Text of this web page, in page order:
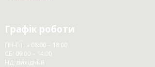
Графік роботи
ПН-ПТ: з 08:00 – 18:00
СБ: 09:00 – 14:00
НД: вихідний